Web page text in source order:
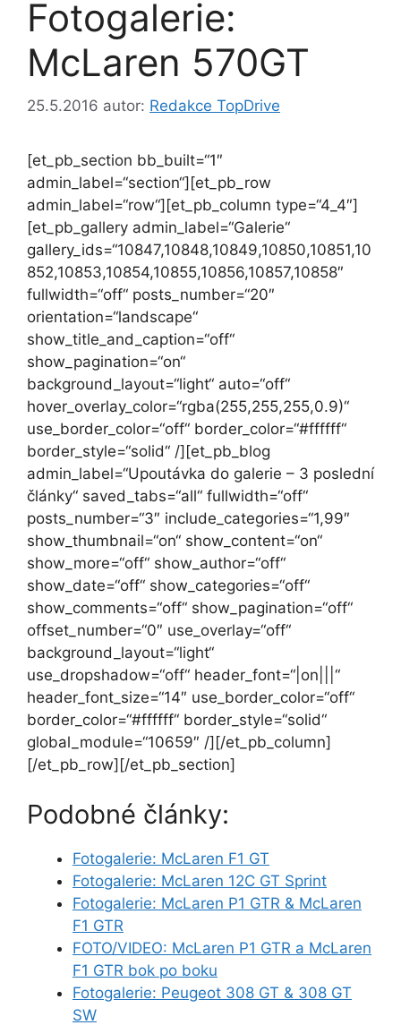
Fotogalerie:
McLaren 570GT
25.5.2016 autor: Redakce TopDrive
[et_pb_section bb_built=“1″
admin_label=“section“][et_pb_row
admin_label=“row“][et_pb_column type=“4_4″]
[et_pb_gallery admin_label=“Galerie“
gallery_ids=“10847,10848,10849,10850,10851,10
852,10853,10854,10855,10856,10857,10858″
fullwidth=“off“ posts_number=“20″
orientation=“landscape“
show_title_and_caption=“off“
show_pagination=“on“
background_layout=“light“ auto=“off“
hover_overlay_color=“rgba(255,255,255,0.9)“
use_border_color=“off“ border_color=“#ffffff“
border_style=“solid“ /][et_pb_blog
admin_label=“Upoutávka do galerie – 3 poslední
články“ saved_tabs=“all“ fullwidth=“off“
posts_number=“3″ include_categories=“1,99″
show_thumbnail=“on“ show_content=“on“
show_more=“off“ show_author=“off“
show_date=“off“ show_categories=“off“
show_comments=“off“ show_pagination=“off“
offset_number=“0″ use_overlay=“off“
background_layout=“light“
use_dropshadow=“off“ header_font=“|on|||“
header_font_size=“14″ use_border_color=“off“
border_color=“#ffffff“ border_style=“solid“
global_module=“10659″ /][/et_pb_column]
[/et_pb_row][/et_pb_section]
Podobné články:
Fotogalerie: McLaren F1 GT
Fotogalerie: McLaren 12C GT Sprint
Fotogalerie: McLaren P1 GTR & McLaren
F1 GTR
FOTO/VIDEO: McLaren P1 GTR a McLaren
F1 GTR bok po boku
Fotogalerie: Peugeot 308 GT & 308 GT
SW